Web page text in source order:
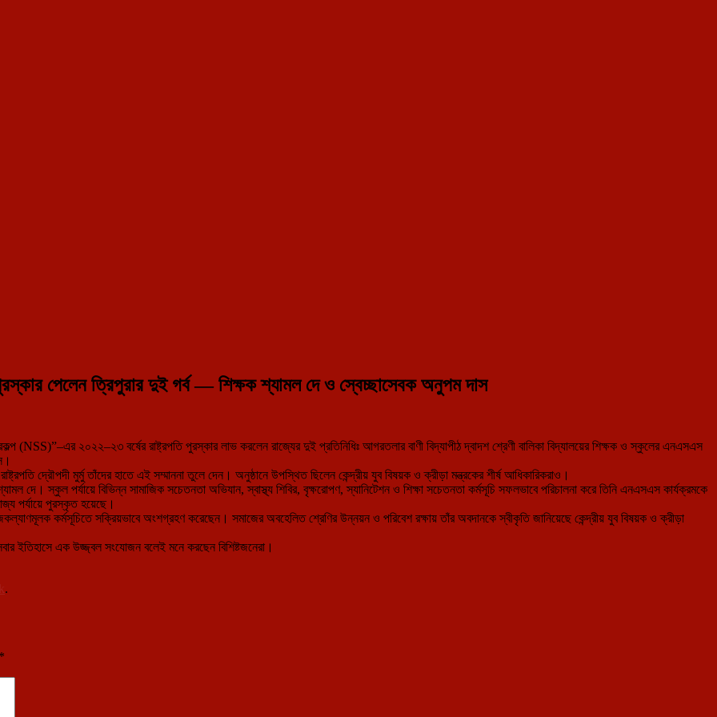
portal in Tripura.
পেলেন ত্রিপুরার দুই গর্ব — শিক্ষক শ্যামল দে ও স্বেচ্ছাসেবক অনুপম দাস
(NSS)”–এর ২০২২–২৩ বর্ষের রাষ্ট্রপতি পুরস্কার লাভ করলেন রাজ্যের দুই প্রতিনিধিঃ আগরতলার বাণী বিদ্যাপীঠ দ্বাদশ শ্রেণী বালিকা বিদ্যালয়ের শিক্ষক ও স্কুলের এনএসএস
দ্রৌপদী মুর্মু তাঁদের হাতে এই সম্মাননা তুলে দেন। অনুষ্ঠানে উপস্থিত ছিলেন কেন্দ্রীয় যুব বিষয়ক ও ক্রীড়া মন্ত্রকের শীর্ষ আধিকারিকরাও।
দে। স্কুল পর্যায়ে বিভিন্ন সামাজিক সচেতনতা অভিযান, স্বাস্থ্য শিবির, বৃক্ষরোপণ, স্যানিটেশন ও শিক্ষা সচেতনতা কর্মসূচি সফলভাবে পরিচালনা করে তিনি এনএসএস কার্যক্রমকে
পর্যায়ে পুরস্কৃত হয়েছে।
কর্মসূচিতে সক্রিয়ভাবে অংশগ্রহণ করেছেন। সমাজের অবহেলিত শ্রেণির উন্নয়ন ও পরিবেশ রক্ষায় তাঁর অবদানকে স্বীকৃতি জানিয়েছে কেন্দ্রীয় যুব বিষয়ক ও ক্রীড়া
ইতিহাসে এক উজ্জ্বল সংযোজন বলেই মনে করছেন বিশিষ্টজনেরা।
.
*